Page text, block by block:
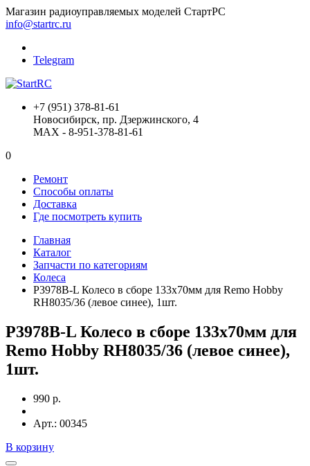
Магазин радиоуправляемых моделей СтартРС
info@startrc.ru
Telegram
+7 (951) 378-81-61
Новосибирск, пр. Дзержинского, 4
MAX - 8-951-378-81-61
0
Ремонт
Способы оплаты
Доставка
Где посмотреть купить
Главная
Каталог
Запчасти по категориям
Колеса
P3978B-L Колесо в сборе 133х70мм для Remo Hobby
RH8035/36 (левое синее), 1шт.
P3978B-L Колесо в сборе 133х70мм для
Remo Hobby RH8035/36 (левое синее),
1шт.
990 р.
Арт.: 00345
В корзину